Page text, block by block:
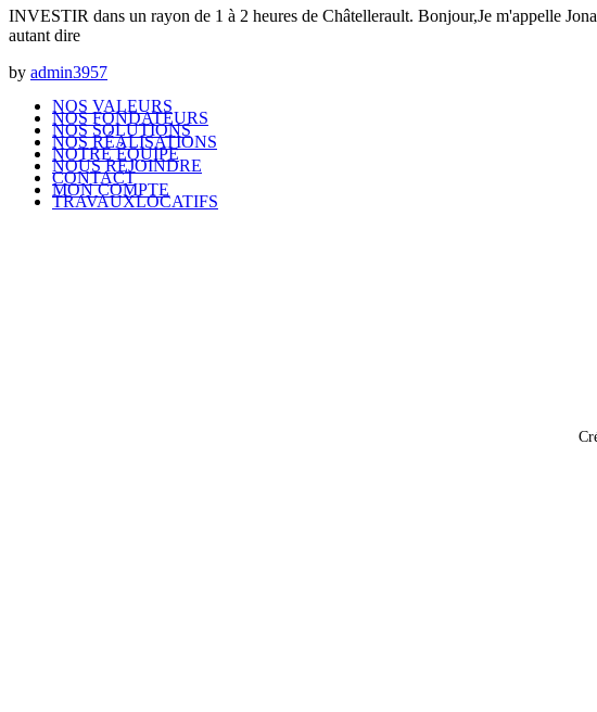
INVESTIR dans un rayon de 1 à 2 heures de Châtellerault. Bonjour,Je m'appelle
autant dire
by admin3957
NOS VALEURS
NOS FONDATEURS
NOS SOLUTIONS
NOS RÉALISATIONS
NOTRE ÉQUIPE
NOUS REJOINDRE
CONTACT
MON COMPTE
TRAVAUXLOCATIFS